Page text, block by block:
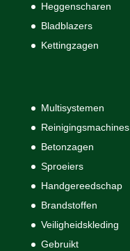
Heggenscharen
Bladblazers
Kettingzagen
Multisystemen
Reinigingsmachines
Betonzagen
Sproeiers
Handgereedschap
Brandstoffen
Veiligheidskleding
Gebruikt